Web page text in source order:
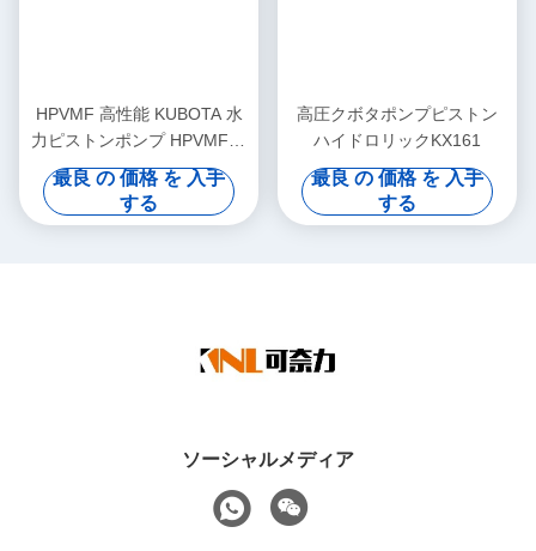
HPVMF 高性能 KUBOTA 水
力ピストンポンプ HPVMF16
HPVMF23 HPVMF32 エンジ
ンスペアパーツ
最良 の 価格 を 入手
する
高圧クボタポンプピストン
ハイドロリックKX161
最良 の 価格 を 入手
する
ソーシャルメディア